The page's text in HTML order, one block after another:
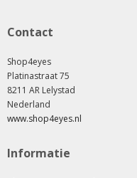
Contact
Shop4eyes
Platinastraat 75
8211 AR Lelystad
Nederland
www.shop4eyes.nl
Informatie